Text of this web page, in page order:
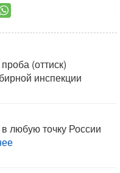
(оттиск)
инспекции
любую точку России